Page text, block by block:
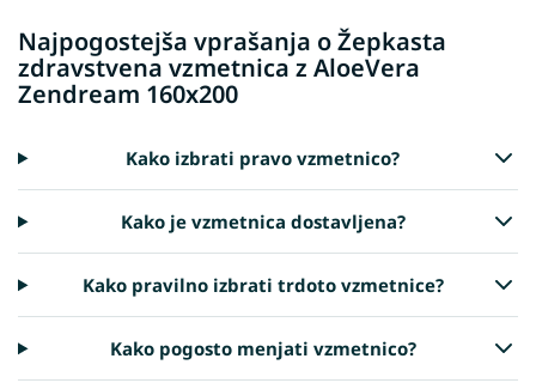
Najpogostejša vprašanja o Žepkasta
zdravstvena vzmetnica z AloeVera
Zendream 160x200
Kako izbrati pravo vzmetnico?
Kako je vzmetnica dostavljena?
Kako pravilno izbrati trdoto vzmetnice?
Kako pogosto menjati vzmetnico?